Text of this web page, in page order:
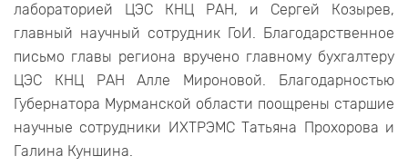
лабораторией ЦЭС КНЦ РАН, и Сергей Козырев,
главный научный сотрудник ГоИ. Благодарственное
письмо главы региона вручено главному бухгалтеру
ЦЭС КНЦ РАН Алле Мироновой. Благодарностью
Губернатора Мурманской области поощрены старшие
научные сотрудники ИХТРЭМС Татьяна Прохорова и
Галина Куншина.